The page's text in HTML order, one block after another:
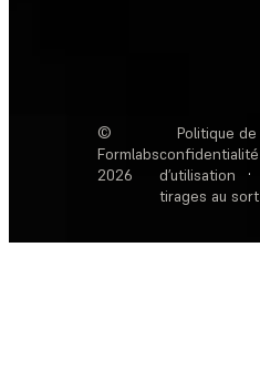
©
Formlabs
2026
Politique de
confidentialité
d’utilisation
·
tirages au sort